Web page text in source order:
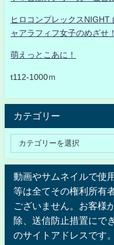
ヒロコンプレックス
ャアラフィフ女子のめざせ
萌えっとこあに！
t112-1000ｍ
カテゴリー
動画やサムネイルで使
等は全てその権利所有
ございません。お客様
除、送信防止措置にで
のサイトアドレスです